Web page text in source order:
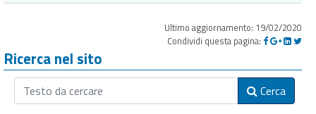
Ultimo aggiornamento: 19/02/2020
Condividi questa pagina:
Ricerca nel sito
Cerca